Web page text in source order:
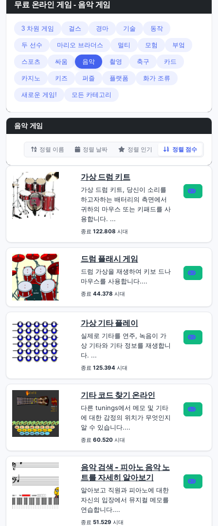
무료 온라인 게임 - 음악 게임
3 차원 게임 걸스 경마 기술 동작
두 선수 마리오 브라더스 멀티 모험 부엌
스포츠 싸움 음악 촬영 축구 카드
카지노 키즈 퍼즐 플랫폼 화가 조류
새로운 게임! 모든 카테고리
음악 게임
정렬 이름 정렬 날짜 정렬 인기 정렬 점수
가상 드럼 키트
가상 드럼 키트, 당신이 소리를
하고자하는 배터리의 측면에서
귀하의 마우스 또는 키패드를 사
용합니다. ...
종료 122.808 시대
드럼 플래시 게임
드럼 가상을 재생하여 키보 드나
마우스를 사용합니다....
종료 44.378 시대
가상 기타 플레이
실제로 기타를 연주, 녹음이 가
상 기타와 기타 정보를 재생합니
다. ...
종료 125.394시대
기타 코드 찾기 온라인
다른 tunings에서 메모 및 기타
에 대한 감정의 위치가 무엇인지
알 수 있습니다....
종료 60.520시대
음악 검색 - 피아노 음악 노
트를 자세히 알아보기
알아보고 직원과 피아노에 대한
자신의 입장에서 뮤지컬 메모를
연습합니다....
종료 51.529 시대